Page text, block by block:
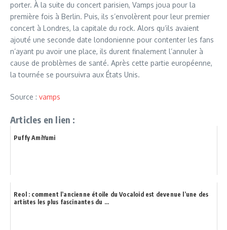
porter. À la suite du concert parisien, Vamps joua pour la
première fois à Berlin. Puis, ils s’envolèrent pour leur premier
concert à Londres, la capitale du rock. Alors qu’ils avaient
ajouté une seconde date londonienne pour contenter les fans
n’ayant pu avoir une place, ils durent finalement l’annuler à
cause de problèmes de santé. Après cette partie européenne,
la tournée se poursuivra aux États Unis.
Source : vamps
Articles en lien :
Puffy AmiYumi
Reol : comment l’ancienne étoile du Vocaloid est devenue l’une des
artistes les plus fascinantes du ...